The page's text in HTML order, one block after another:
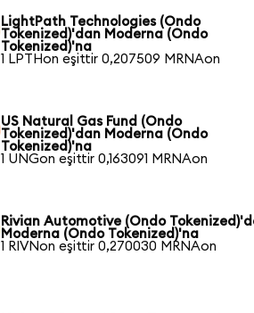
LightPath Technologies (Ondo
Tokenized)'dan Moderna (Ondo
Tokenized)'na
1 LPTHon eşittir 0,207509 MRNAon
US Natural Gas Fund (Ondo
Tokenized)'dan Moderna (Ondo
Tokenized)'na
1 UNGon eşittir 0,163091 MRNAon
Rivian Automotive (Ondo
Moderna (Ondo Tokenized)'na
1 RIVNon eşittir 0,270030 MRNAon